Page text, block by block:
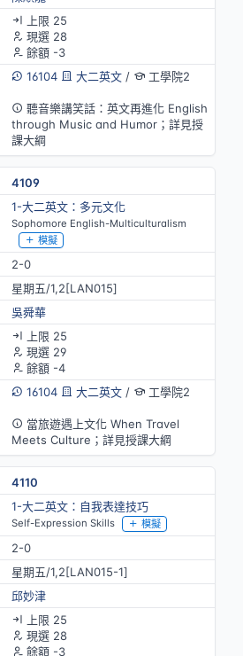
上限 25
現選 28
餘額 -3
16104
大二英文/ 工學院2
聽音樂講笑話：英文再進化 English
through Music and Humor；詳見授
課大綱
4109
1-大二英文：多元文化
Sophomore English-Multiculturalism
模擬
2-0
星期五/1,2[LAN015]
吳舜華
上限 25
現選 29
餘額 -4
16104
大二英文/ 工學院2
當旅遊遇上文化 When Travel
Meets Culture；詳見授課大綱
4110
1-大二英文：自我表達技巧
Self-Expression Skills 模擬
2-0
星期五/1,2[LAN015-1]
邱妙津
上限 25
現選 28
餘額 -3